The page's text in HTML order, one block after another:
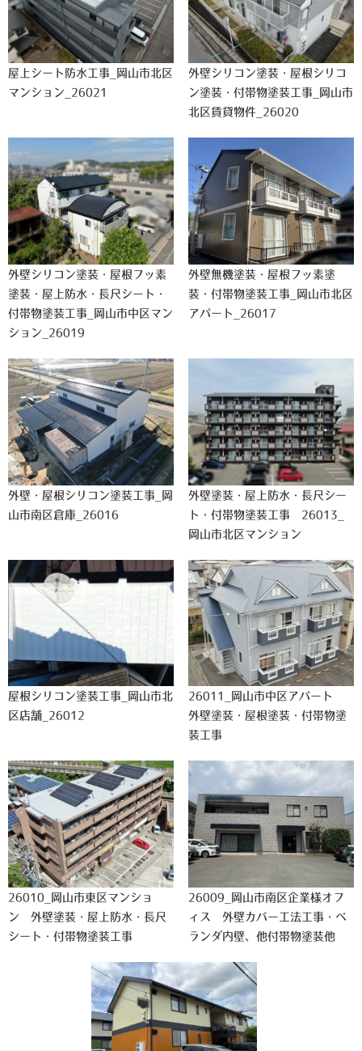
屋上シート防水工事_岡山市北区
マンション_26021
外壁シリコン塗装・屋根シリコ
ン塗装・付帯物塗装工事_岡山市
北区賃貸物件_26020
外壁シリコン塗装・屋根フッ素
塗装・屋上防水・長尺シート・
付帯物塗装工事_岡山市中区マン
ション_26019
外壁無機塗装・屋根フッ素塗
装・付帯物塗装工事_岡山市北区
アパート_26017
外壁・屋根シリコン塗装工事_岡
山市南区倉庫_26016
外壁塗装・屋上防水・長尺シー
ト・付帯物塗装工事 26013_
岡山市北区マンション
屋根シリコン塗装工事_岡山市北
区店舗_26012
26011_岡山市中区アパート
外壁塗装・屋根塗装・付帯物塗
装工事
26010_岡山市東区マンショ
ン 外壁塗装・屋上防水・長尺
シート・付帯物塗装工事
26009_岡山市南区企業様オフ
ィス 外壁カバー工法工事・ベ
ランダ内壁、他付帯物塗装他